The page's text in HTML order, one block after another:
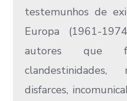
testemunhos de
Europa (1961-
autores que
disfarces,